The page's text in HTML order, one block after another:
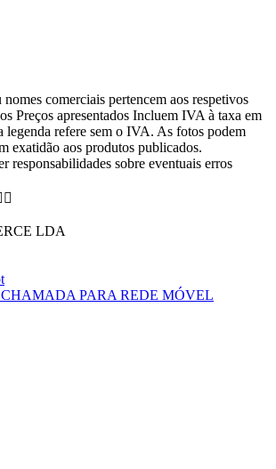
comerciais pertencem aos respetivos
Preços apresentados Incluem IVA à taxa em
legenda refere sem o IVA. As fotos podem
exatidão aos produtos publicados.
responsabilidades sobre eventuais erros

LDA
CHAMADA PARA REDE MÓVEL